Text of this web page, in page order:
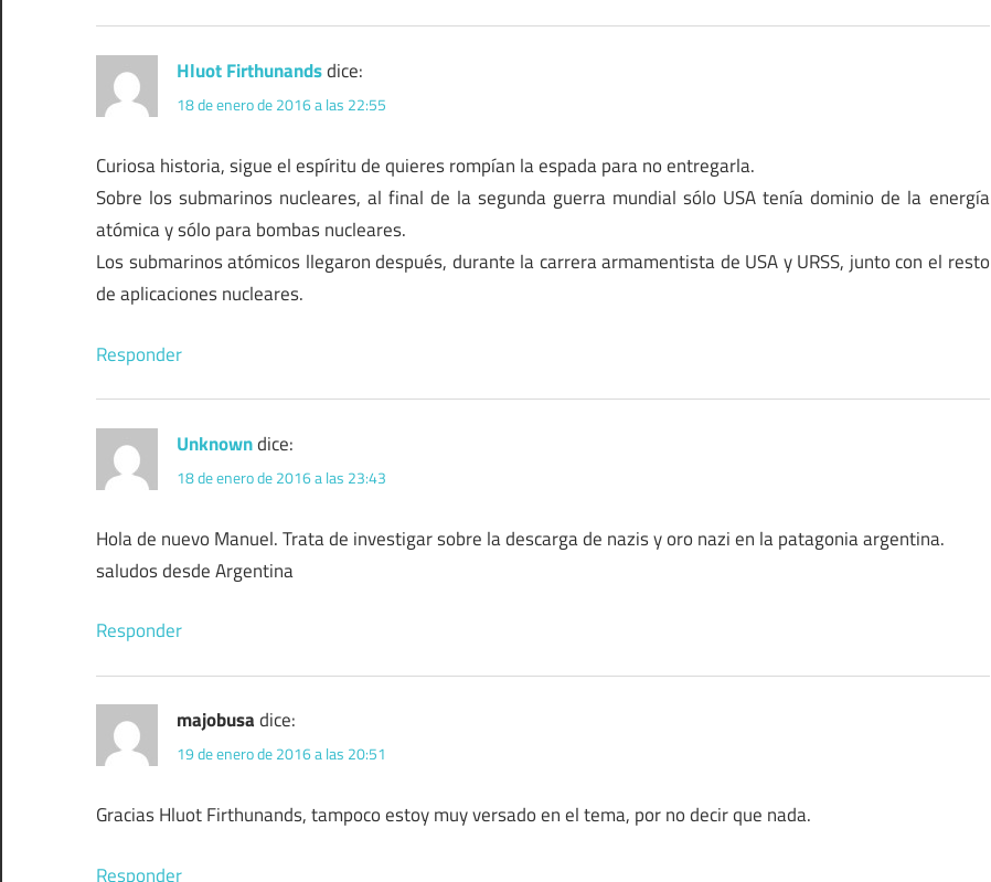
Hluot Firthunandsdice:
18 de enero de 2016 a las 22:55
Curiosa historia, sigue el espíritu de quieres rompían la espada para no entregarla.
Sobre los submarinos nucleares, al final de la segunda guerra mundial sólo USA tenía dominio de la energía
atómica y sólo para bombas nucleares.
Los submarinos atómicos llegaron después, durante la carrera armamentista de USA y URSS, junto con el resto
de aplicaciones nucleares.
Responder
Unknowndice:
18 de enero de 2016 a las 23:43
Hola de nuevo Manuel. Trata de investigar sobre la descarga de nazis y oro nazi en la patagonia argentina.
saludos desde Argentina
Responder
majobusadice:
19 de enero de 2016 a las 20:51
Gracias Hluot Firthunands, tampoco estoy muy versado en el tema, por no decir que nada.
Responder